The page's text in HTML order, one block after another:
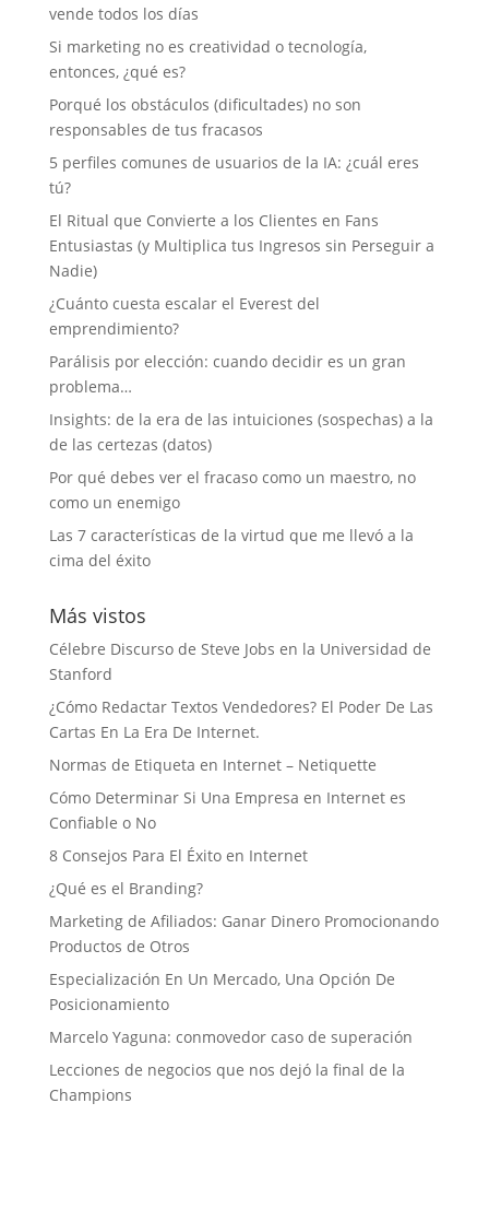
vende todos los días
Si marketing no es creatividad o tecnología,
entonces, ¿qué es?
Porqué los obstáculos (dificultades) no son
responsables de tus fracasos
5 perfiles comunes de usuarios de la IA: ¿cuál eres
tú?
El Ritual que Convierte a los Clientes en Fans
Entusiastas (y Multiplica tus Ingresos sin Perseguir a
Nadie)
¿Cuánto cuesta escalar el Everest del
emprendimiento?
Parálisis por elección: cuando decidir es un gran
problema…
Insights: de la era de las intuiciones (sospechas) a la
de las certezas (datos)
Por qué debes ver el fracaso como un maestro, no
como un enemigo
Las 7 características de la virtud que me llevó a la
cima del éxito
Más vistos
Célebre Discurso de Steve Jobs en la Universidad de
Stanford
¿Cómo Redactar Textos Vendedores? El Poder De Las
Cartas En La Era De Internet.
Normas de Etiqueta en Internet – Netiquette
Cómo Determinar Si Una Empresa en Internet es
Confiable o No
8 Consejos Para El Éxito en Internet
¿Qué es el Branding?
Marketing de Afiliados: Ganar Dinero Promocionando
Productos de Otros
Especialización En Un Mercado, Una Opción De
Posicionamiento
Marcelo Yaguna: conmovedor caso de superación
Lecciones de negocios que nos dejó la final de la
Champions